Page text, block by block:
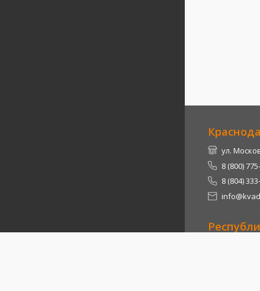
ул.
8 (800)
8 (804)